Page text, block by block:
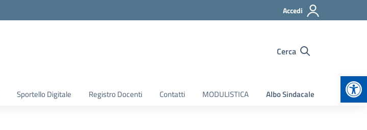
Accedi
Cerca
Sportello Digitale Registro Docenti Contatti MODULISTICA Albo Sindacale